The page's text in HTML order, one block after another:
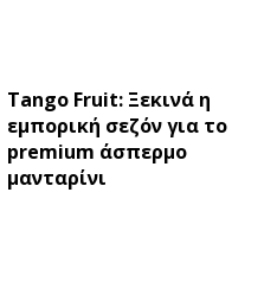
Tango Fruit: Ξεκινά η
εμπορική σεζόν για το
premium άσπερμο
μανταρίνι